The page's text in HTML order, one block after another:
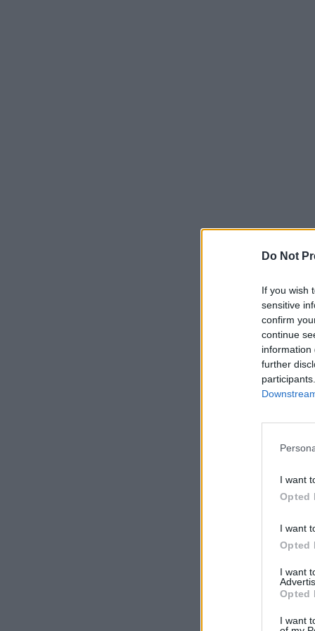
Do Not
If you wish
sensitive
confirm
continue
information
further
I want
Opted
I want
Opted
I want
Opted
I want